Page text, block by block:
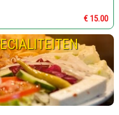
€ 15.00